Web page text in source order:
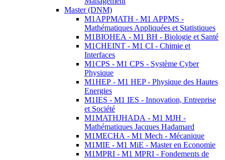
Master (DNM)
M1APPMATH - M1 APPMS -
Mathématiques Appliquées et Statistiques
M1BIOHEA - M1 BH - Biologie et Santé
M1CHEINT - M1 CI - Chimie et
Interfaces
M1CPS - M1 CPS - Système Cyber
Physique
M1HEP - M1 HEP - Physique des Hautes
Energies
M1IES - M1 IES - Innovation, Entreprise
et Société
M1MATHJHADA - M1 MJH -
Mathématiques Jacques Hadamard
M1MECHA - M1 Mech - Mécanique
M1MIE - M1 MiE - Master en Economie
M1MPRI - M1 MPRI - Fondements de